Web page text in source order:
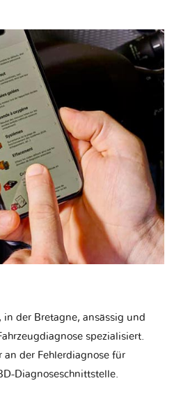
in der Bretagne, ansässig und
spezialisiert.
der Fehlerdiagnose für
Diagnoseschnittstelle.